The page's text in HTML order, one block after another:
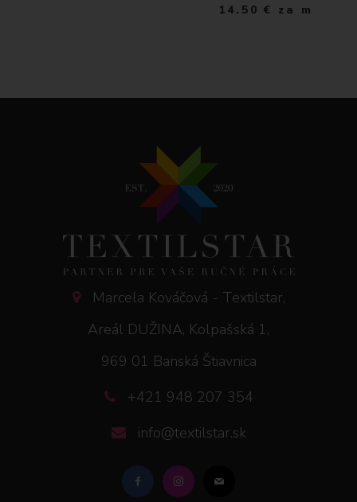
14.50 € za m
Marcela Kováčová - Textilstar,
Areál DUŽINA, Kolpašská 1,
969 01 Banská Štiavnica
+421 948 207 354
info@textilstar.sk